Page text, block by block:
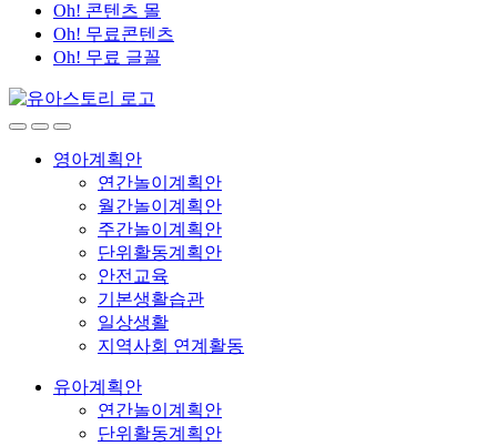
Oh! 콘텐츠 몰
Oh! 무료콘텐츠
Oh! 무료 글꼴
영아계획안
연간놀이계획안
월간놀이계획안
주간놀이계획안
단위활동계획안
안전교육
기본생활습관
일상생활
지역사회 연계활동
유아계획안
연간놀이계획안
단위활동계획안